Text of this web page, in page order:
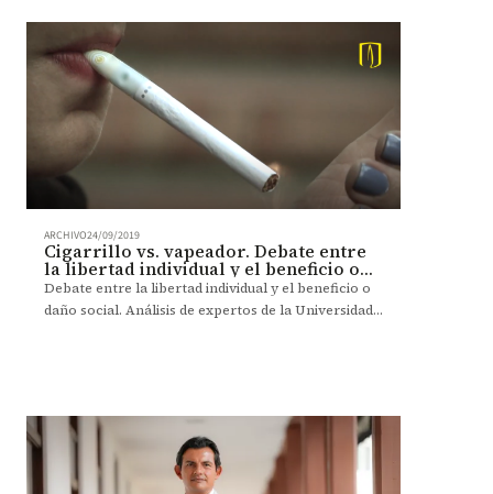
ARCHIVO24/09/2019
Cigarrillo vs. vapeador. Debate entre
la libertad individual y el beneficio o
daño social
Debate entre la libertad individual y el beneficio o
daño social. Análisis de expertos de la Universidad